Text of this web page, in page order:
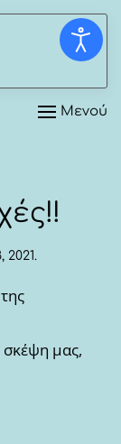
Μενού
2021.
σκέψη μας,